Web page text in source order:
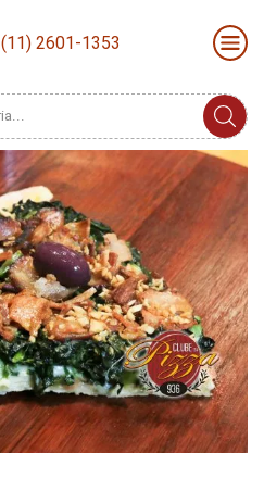
(11) 2601-1353
Search